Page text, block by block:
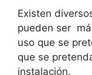
Existen
pueden ser
uso que se
que se
instalación.